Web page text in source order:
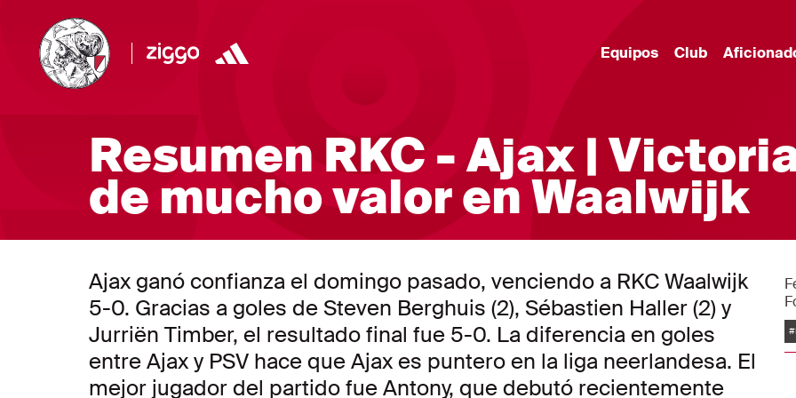
Equipos Club
Resumen RKC - Ajax |
de mucho valor en Waalwijk
Ajax ganó confianza el domingo pasado, venciendo a RKC Waalwijk
5-0. Gracias a goles de Steven Berghuis (2), Sébastien Haller (2) y
Jurriën Timber, el resultado final fue 5-0. La diferencia en goles
entre Ajax y PSV hace que Ajax es puntero en la liga neerlandesa. El
mejor jugador del partido fue Antony, que debutó recientemente